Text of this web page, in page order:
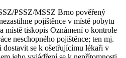
PSSZ/MSSZ Brno pověřený
pojištěnce v místě pobytu
místě tiskopis Oznámení o kontrole
neschopného pojištěnce; ten mj.
dostavit se k ošetřujícímu lékaři v